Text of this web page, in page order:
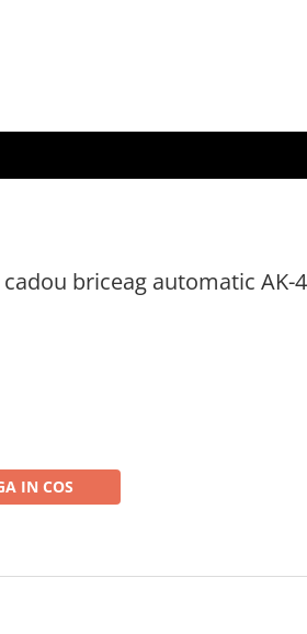
briceag automatic AK-
IN COS